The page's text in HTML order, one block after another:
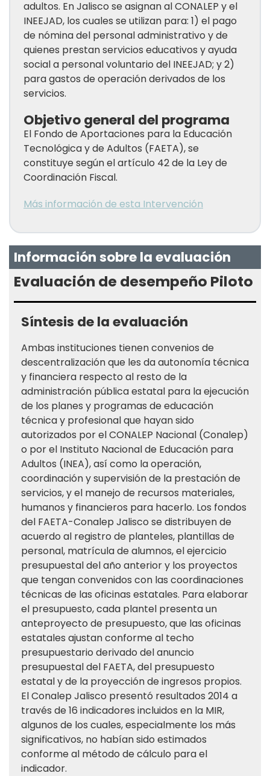
adultos. En Jalisco se asignan al CONALEP y el
INEEJAD, los cuales se utilizan para: 1) el pago
de nómina del personal administrativo y de
quienes prestan servicios educativos y ayuda
social a personal voluntario del INEEJAD; y 2)
para gastos de operación derivados de los
servicios.
Objetivo general del programa
El Fondo de Aportaciones para la Educación
Tecnológica y de Adultos (FAETA), se
constituye según el artículo 42 de la Ley de
Coordinación Fiscal.
Más información de esta Intervención
Información sobre la evaluación
Evaluación de desempeño Piloto
Síntesis de la evaluación
Ambas instituciones tienen convenios de
descentralización que les da autonomía técnica
y financiera respecto al resto de la
administración pública estatal para la ejecución
de los planes y programas de educación
técnica y profesional que hayan sido
autorizados por el CONALEP Nacional (Conalep)
o por el Instituto Nacional de Educación para
Adultos (INEA), así como la operación,
coordinación y supervisión de la prestación de
servicios, y el manejo de recursos materiales,
humanos y financieros para hacerlo. Los fondos
del FAETA-Conalep Jalisco se distribuyen de
acuerdo al registro de planteles, plantillas de
personal, matrícula de alumnos, el ejercicio
presupuestal del año anterior y los proyectos
que tengan convenidos con las coordinaciones
técnicas de las oficinas estatales. Para elaborar
el presupuesto, cada plantel presenta un
anteproyecto de presupuesto, que las oficinas
estatales ajustan conforme al techo
presupuestario derivado del anuncio
presupuestal del FAETA, del presupuesto
estatal y de la proyección de ingresos propios.
El Conalep Jalisco presentó resultados 2014 a
través de 16 indicadores incluidos en la MIR,
algunos de los cuales, especialmente los más
significativos, no habían sido estimados
conforme al método de cálculo para el
indicador.